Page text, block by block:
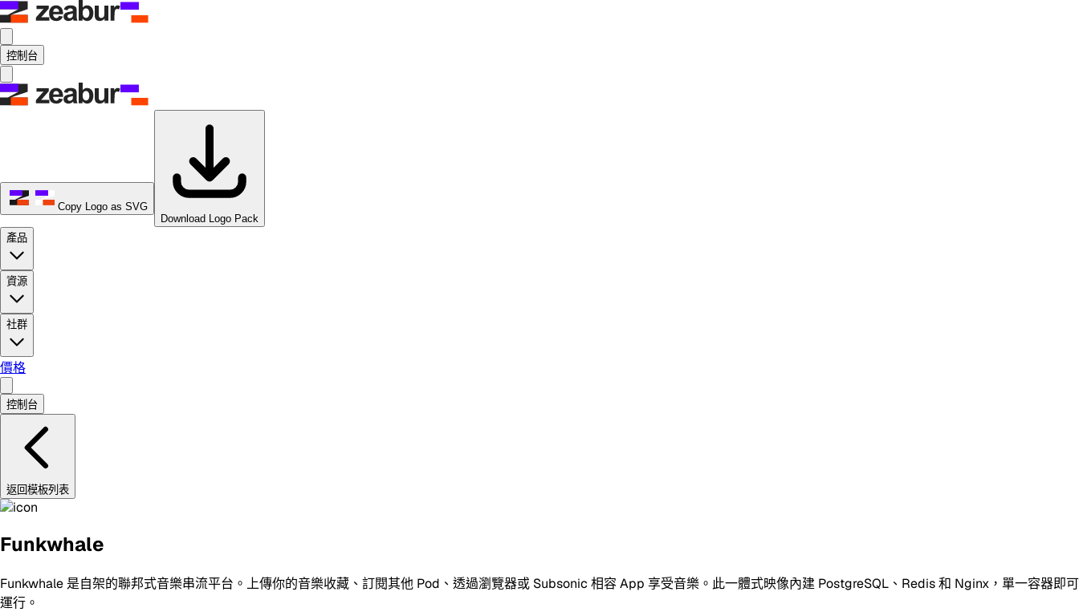
控制台
Copy Logo as SVG
Download Logo Pack
產品
資源
社群
價格
控制台
返回模板列表
Funkwhale
Funkwhale 是自架的聯邦式音樂串流平台。上傳你的音樂收藏、訂閱其他 Pod、透過瀏覽器或 Subsonic 相容 App 享受音樂。此一體式映像內建 PostgreSQL、Redis 和 Nginx，單一容器即可
運行。